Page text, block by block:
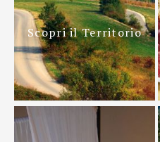
Scopri il Territorio